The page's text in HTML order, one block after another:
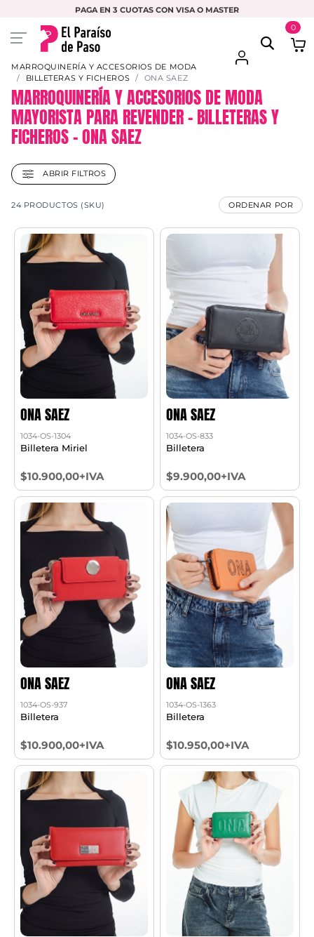
PAGA EN 3 CUOTAS CON VISA O MASTER
0
MARROQUINERÍA Y ACCESORIOS DE MODA
BILLETERAS Y FICHEROS
ONA SAEZ
MARROQUINERÍA Y ACCESORIOS DE MODA
MAYORISTA PARA REVENDER – BILLETERAS Y
FICHEROS – ONA SAEZ
ABRIR FILTROS
24 PRODUCTOS (SKU) ORDENAR POR
ONA SAEZ
1034-OS-1304
Billetera Miriel
$10.900,00+IVA
ONA SAEZ
1034-OS-833
Billetera
$9.900,00+IVA
ONA SAEZ
1034-OS-937
Billetera
$10.900,00+IVA
ONA SAEZ
1034-OS-1363
Billetera
$10.950,00+IVA